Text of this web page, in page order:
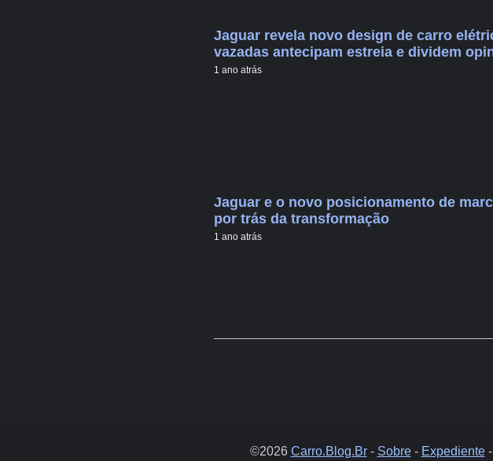
Jaguar revela novo design de carro
vazadas antecipam estreia e dividem
1 ano atrás
Jaguar e o novo posicionamento de
por trás da transformação
1 ano atrás
©2026 Carro.Blog.Br- Sobre- Expediente-